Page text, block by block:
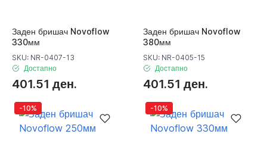
Заден бришач Novoflow
330мм
SKU: NR-0407-13
Достапно
401.51 ден.
Заден бришач Novoflow
380мм
SKU: NR-0405-15
Достапно
401.51 ден.
-10% -10%